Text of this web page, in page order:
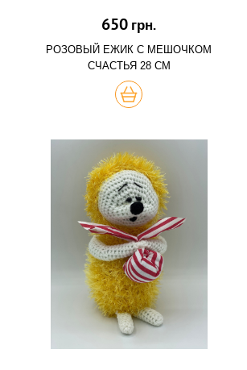
650 грн.
РОЗОВЫЙ ЕЖИК С МЕШОЧКОМ
СЧАСТЬЯ 28 СМ
КУПИТЬ